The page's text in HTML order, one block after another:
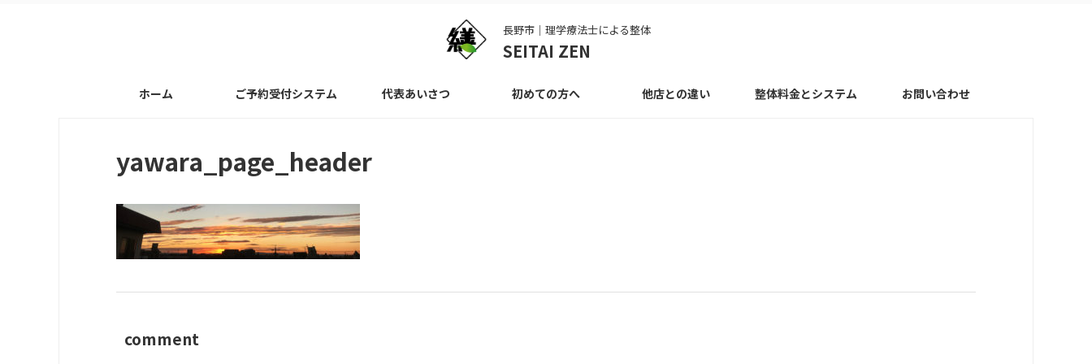
長野市｜理学療法士による整体
SEITAI ZEN
ホーム ご予約受付システム 代表あいさつ 初めての方へ 他店との違い 整体料金とシステム お問い合わせ
yawara_page_header
comment